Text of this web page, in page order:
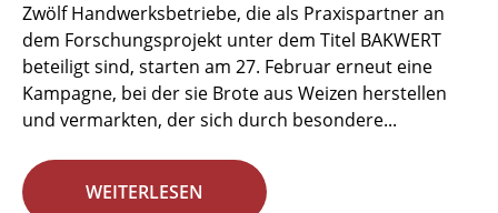
Zwölf Handwerksbetriebe, die als Praxispartner an
dem Forschungsprojekt unter dem Titel BAKWERT
beteiligt sind, starten am 27. Februar erneut eine
Kampagne, bei der sie Brote aus Weizen herstellen
und vermarkten, der sich durch besondere...
WEITERLESEN